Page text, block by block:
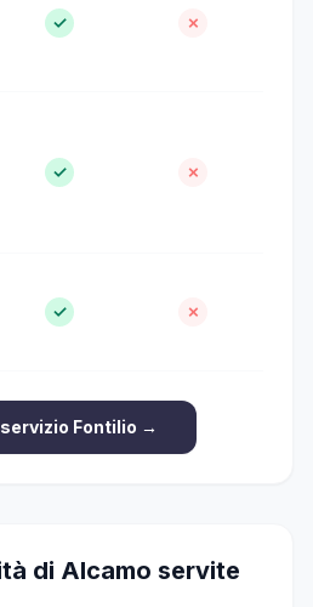
✓ ✗
✓ ✗
✓ ✗
Fontilio →
di Alcamo servite